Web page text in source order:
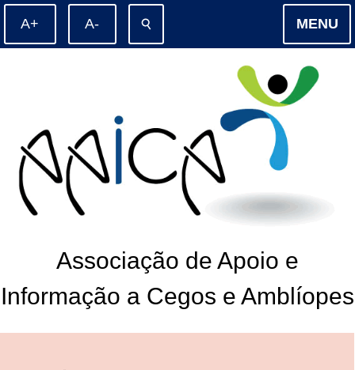
MENU
⚲
Associação de Apoio e
Informação a Cegos e Amblíopes